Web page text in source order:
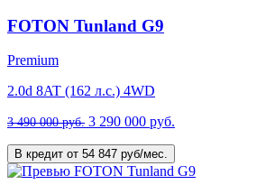
FOTON Tunland G9
Premium
2.0d 8AT (162 л.с.) 4WD
3 490 000 руб. 3 290 000 руб.
В кредит от 54 847 руб/мес.